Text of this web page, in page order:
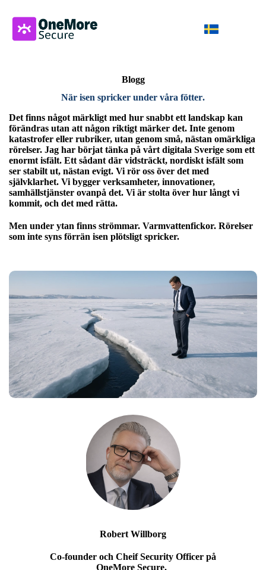
Blogg
När isen spricker under våra fötter.
Det finns något märkligt med hur snabbt ett landskap kan
förändras utan att någon riktigt märker det. Inte genom
katastrofer eller rubriker, utan genom små, nästan omärkliga
rörelser. Jag har börjat tänka på vårt digitala Sverige som ett
enormt isfält. Ett sådant där vidsträckt, nordiskt isfält som
ser stabilt ut, nästan evigt. Vi rör oss över det med
självklarhet. Vi bygger verksamheter, innovationer,
samhällstjänster ovanpå det. Vi är stolta över hur långt vi
kommit, och det med rätta.
Men under ytan finns strömmar. Varmvattenfickor. Rörelser
som inte syns förrän isen plötsligt spricker.
Robert Willborg
Co-founder och Cheif Security Officer på
OneMore Secure.